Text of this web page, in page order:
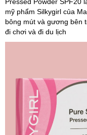
mỹ phẩm Silkygirl của
bông mút và gương bên
đi chơi và đi du lịch